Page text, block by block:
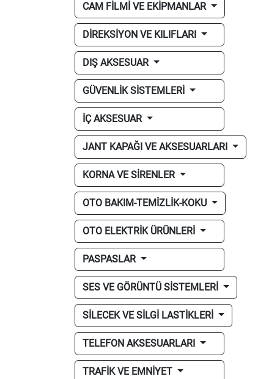
CAM FİLMİ VE EKİPMANLAR
DİREKSİYON VE KILIFLARI
DIŞ AKSESUAR
GÜVENLİK SİSTEMLERİ
İÇ AKSESUAR
JANT KAPAĞI VE AKSESUARLARI
KORNA VE SİRENLER
OTO BAKIM-TEMİZLİK-KOKU
OTO ELEKTRİK ÜRÜNLERİ
PASPASLAR
SES VE GÖRÜNTÜ SİSTEMLERİ
SİLECEK VE SİLGİ LASTİKLERİ
TELEFON AKSESUARLARI
TRAFİK VE EMNİYET